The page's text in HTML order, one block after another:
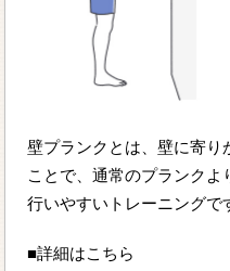
壁プランクとは、壁に寄
ことで、通常のプランク
行いやすいトレーニングで
■詳細はこちら